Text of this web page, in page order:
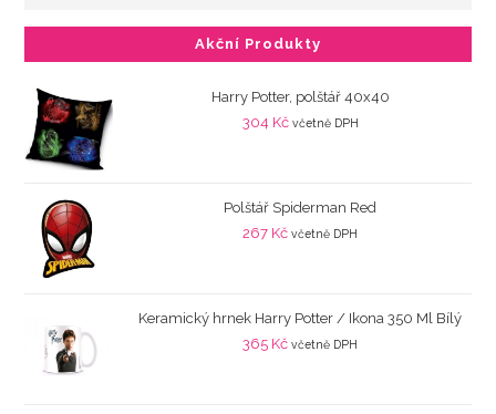
Akční Produkty
Harry Potter, polštář 40x40
304 Kč včetně DPH
Polštář Spiderman Red
267 Kč včetně DPH
Keramický hrnek Harry Potter / Ikona 350 Ml Bílý
365 Kč včetně DPH